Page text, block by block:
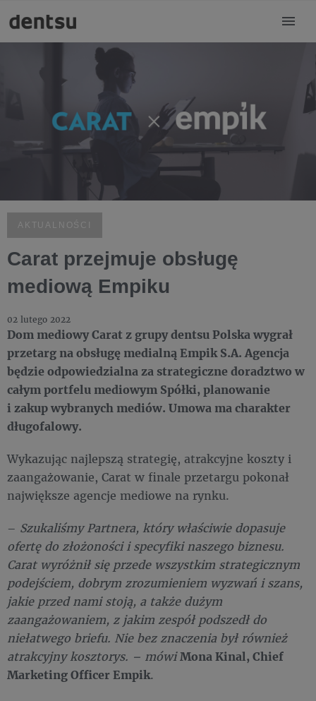
AKTUALNOŚCI
Carat przejmuje obsługę
mediową Empiku
02 lutego 2022
Dom mediowy Carat z grupy dentsu Polska wygrał
przetarg na obsługę medialną Empik S.A. Agencja
będzie odpowiedzialna za strategiczne doradztwo w
całym portfelu mediowym Spółki, planowanie
i zakup wybranych mediów. Umowa ma charakter
długofalowy.
Wykazując najlepszą strategię, atrakcyjne koszty i
zaangażowanie, Carat w finale przetargu pokonał
największe agencje mediowe na rynku.
– Szukaliśmy Partnera, który właściwie dopasuje
ofertę do złożoności i specyfiki naszego biznesu.
Carat wyróżnił się przede wszystkim strategicznym
podejściem, dobrym zrozumieniem wyzwań i szans,
jakie przed nami stoją, a także dużym
zaangażowaniem, z jakim zespół podszedł do
niełatwego briefu. Nie bez znaczenia był również
atrakcyjny kosztorys. – mówiMona Kinal, Chief
Marketing Officer Empik.